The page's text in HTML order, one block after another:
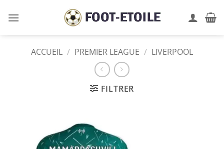
au
ACCUEIL / PREMIER LEAGUE / LIVERPOOL
FILTRER